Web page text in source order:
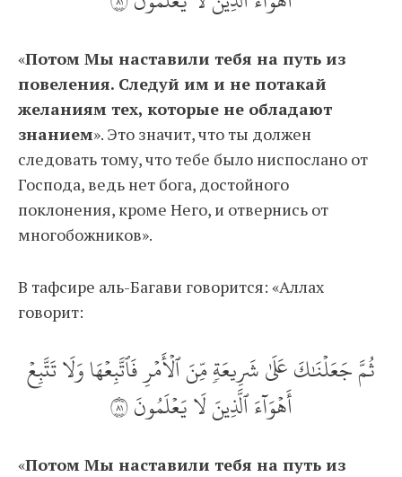
«Потом Мы наставили тебя на путь из
повеления. Следуй им и не потакай
желаниям тех, которые не обладают
знанием». Это значит, что ты должен
следовать тому, что тебе было ниспослано от
Господа, ведь нет бога, достойного
поклонения, кроме Него, и отвернись от
многобожников».
В тафсире аль-Багави говорится: «Аллах
говорит:
ثُمَّ جَعَلۡنَٰكَ عَلَىٰ شَرِيعَةٖ مِّنَ ٱلۡأَمۡرِ فَٱتَّبِعۡهَا وَلَا تَتَّبِعۡ
أَهۡوَآءَ ٱلَّذِينَ لَا يَعۡلَمُونَ ١٨
«Потом Мы наставили тебя на путь из